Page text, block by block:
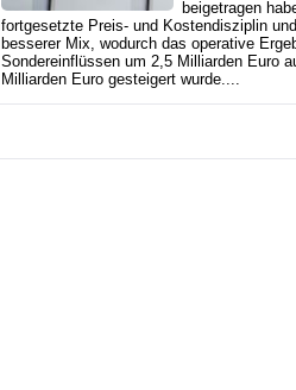
beigetragen
fortgesetzte Preis- und Kostendisziplin
besserer Mix, wodurch das operative
Sondereinflüssen um 2,5 Milliarden Euro
Milliarden Euro gesteigert wurde....